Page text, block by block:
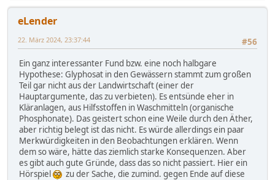
eLender
#56
22. März 2024, 23:37:44
Ein ganz interessanter Fund bzw. eine noch halbgare
Hypothese: Glyphosat in den Gewässern stammt zum großen
Teil gar nicht aus der Landwirtschaft (einer der
Hauptargumente, das zu verbieten). Es entsünde eher in
Kläranlagen, aus Hilfsstoffen in Waschmitteln (organische
Phosphonate). Das geistert schon eine Weile durch den Äther,
aber richtig belegt ist das nicht. Es würde allerdings ein paar
Merkwürdigkeiten in den Beobachtungen erklären. Wenn
dem so wäre, hätte das ziemlich starke Konsequenzen. Aber
es gibt auch gute Gründe, dass das so nicht passiert. Hier ein
Hörspiel
zu der Sache, die zumind. gegen Ende auf diese